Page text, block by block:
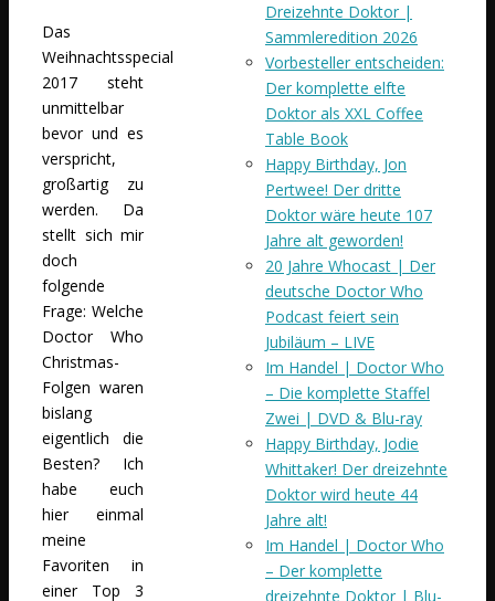
Das
Weihnachtsspecial
2017 steht
unmittelbar
bevor und es
verspricht,
großartig zu
werden. Da
stellt sich mir
doch
folgende
Frage: Welche
Doctor Who
Christmas-
Folgen waren
bislang
eigentlich die
Besten? Ich
habe euch
hier einmal
meine
Favoriten in
einer Top 3
Dreizehnte Doktor |
Sammleredition 2026
Vorbesteller entscheiden:
Der komplette elfte
Doktor als XXL Coffee
Table Book
Happy Birthday, Jon
Pertwee! Der dritte
Doktor wäre heute 107
Jahre alt geworden!
20 Jahre Whocast | Der
deutsche Doctor Who
Podcast feiert sein
Jubiläum – LIVE
Im Handel | Doctor Who
– Die komplette Staffel
Zwei | DVD & Blu-ray
Happy Birthday, Jodie
Whittaker! Der dreizehnte
Doktor wird heute 44
Jahre alt!
Im Handel | Doctor Who
– Der komplette
dreizehnte Doktor | Blu-